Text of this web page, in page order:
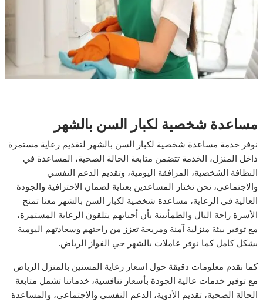
مساعدة شخصية لكبار السن بالشهر
نوفر خدمة مساعدة شخصية لكبار السن بالشهر لتقديم رعاية مستمرة
داخل المنزل، الخدمة تتضمن متابعة الحالة الصحية، المساعدة في
النظافة الشخصية، المرافقة اليومية، وتقديم الدعم النفسي
والاجتماعي، نحن نختار المساعدين بعناية لضمان الاحترافية والجودة
العالية في الرعاية، مساعدة شخصية لكبار السن بالشهر معنا تمنح
الأسرة راحة البال والطمأنينة بأن أحبائهم يتلقون الرعاية المستمرة،
مع توفير بيئة منزلية آمنة ومريحة تعزز من راحتهم وسعادتهم اليومية
بشكل كامل كما نوفر عاملات بالشهر حي الفواز الرياض.
كما نقدم معلومات دقيقة حول اسعار رعاية المسنين بالمنزل الرياض
مع توفير خدمات عالية الجودة بأسعار تنافسية، خدماتنا تشمل متابعة
الحالة الصحية، تقديم الأدوية، الدعم النفسي والاجتماعي، والمساعدة